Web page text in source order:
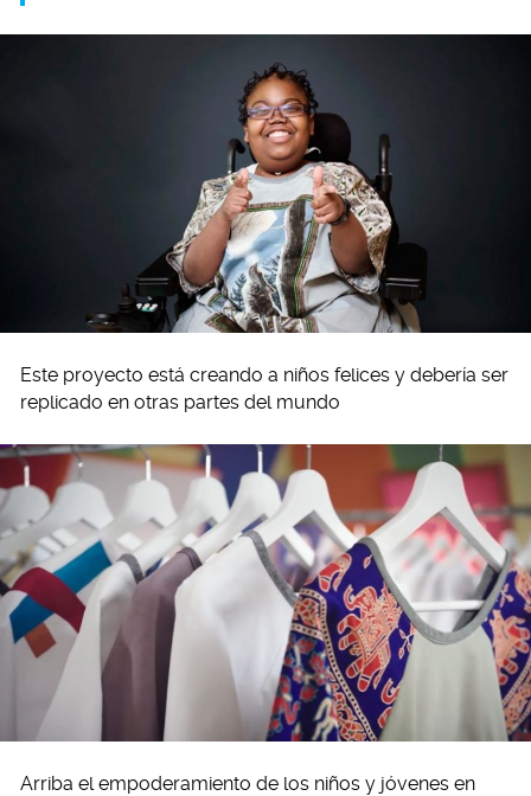
Este proyecto está creando a niños felices y debería ser
replicado en otras partes del mundo
Arriba el empoderamiento de los niños y jóvenes en